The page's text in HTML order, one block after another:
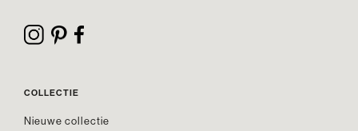
COLLECTIE
Nieuwe collectie